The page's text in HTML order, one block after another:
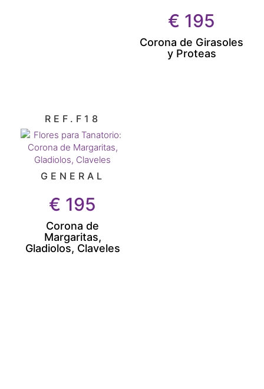
€ 195
Corona de Girasoles
y Proteas
REF.F18
GENERAL
€ 195
Corona de
Margaritas,
Gladiolos, Claveles